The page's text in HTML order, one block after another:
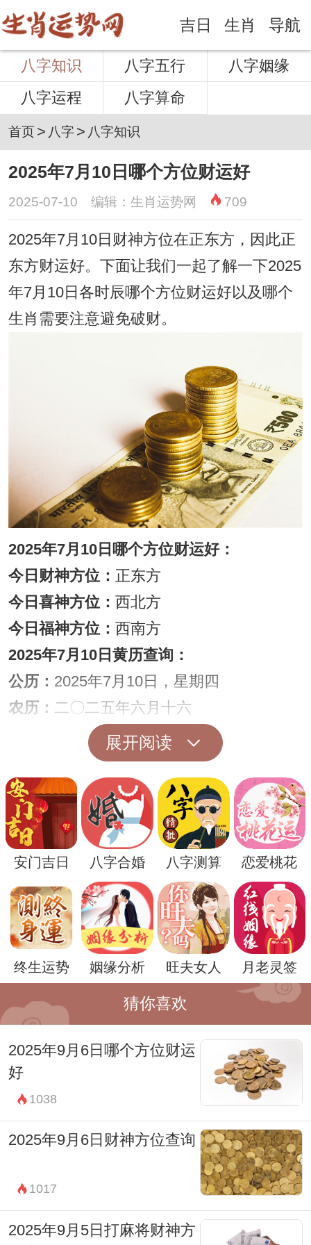
吉日 生肖 导航
八字知识 八字五行
八字姻缘
八字运程
八字算命
首页> 八字> 八字知识
2025年7月10日哪个方位财运好
2025-07-10 编辑：生肖运势网 709
2025年7月10日财神方位在正东方，因此正
东方财运好。下面让我们一起了解一下2025
年7月10日各时辰哪个方位财运好以及哪个
生肖需要注意避免破财。
2025年7月10日哪个方位财运好：
今日财神方位： 正东方
今日喜神方位： 西北方
今日福神方位： 西南方
2025年7月10日黄历查询：
公历： 2025年7月10日，星期四
农历： 二〇二五年六月十六
乙巳年，生肖属蛇，癸未月，庚辰日
碓磨栖 外正西
冲煞：
冲生肖(甲戌)狗，煞南
星座： 巨蟹座
彭祖： 庚不经络织机虚张，辰不哭泣必主重
丧
日宜：祭祀 作灶 纳财 栽种 纳畜 进人口
日忌：安葬 经络 修坟 破土 开市 安床 启钻
立碑
2025年7月10日各时辰财神方位：
子时(00:00-00:59) 财神在西南方。
丑时(01:00-02:59) 财神在西南方。
寅时(03:00-04:59) 财神在正北方。
卯时(05:00-06:59) 财神在正北方。
辰时(07:00-08:59) 财神在正东方。
巳时(09:00-10:59) 财神在正东方。
午时(11:00-12:59) 财神在正南方。
未时(13:00-14:59) 财神在正南方。
申时(15:00-16:59) 财神在东北方。
酉时(17:00-18:59) 财神在东北方。
展开阅读
安门吉日 八字合婚 八字测算 恋爱桃花
终生运势 姻缘分析 旺夫女人 月老灵签
猜你喜欢
2025年9月6日哪个方位财运
好
1038
2025年9月6日财神方位查询
1017
2025年9月5日打麻将财神方